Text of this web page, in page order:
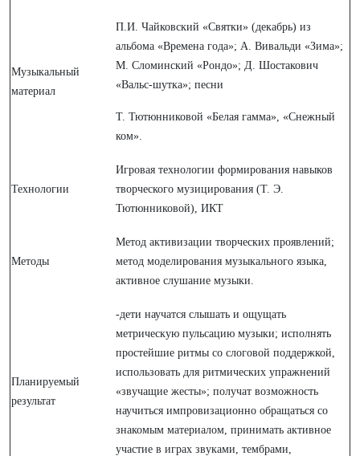
Музыкальный
материал
П.И. Чайковский «Святки» (декабрь) из
альбома «Времена года»; А. Вивальди «Зима»;
М. Сломинский «Рондо»; Д. Шостакович
«Вальс-шутка»; песни
Т. Тютюнниковой «Белая гамма», «Снежный
ком».
Технологии
Игровая технологии формирования навыков
творческого музицирования (Т. Э.
Тютюнниковой), ИКТ
Методы
Метод активизации творческих проявлений;
метод моделирования музыкального языка,
активное слушание музыки.
Планируемый
результат
-дети научатся слышать и ощущать
метрическую пульсацию музыки; исполнять
простейшие ритмы со слоговой поддержкой,
использовать для ритмических упражнений
«звучащие жесты»; получат возможность
научиться импровизационно обращаться со
знакомым материалом, принимать активное
участие в играх звуками, тембрами,